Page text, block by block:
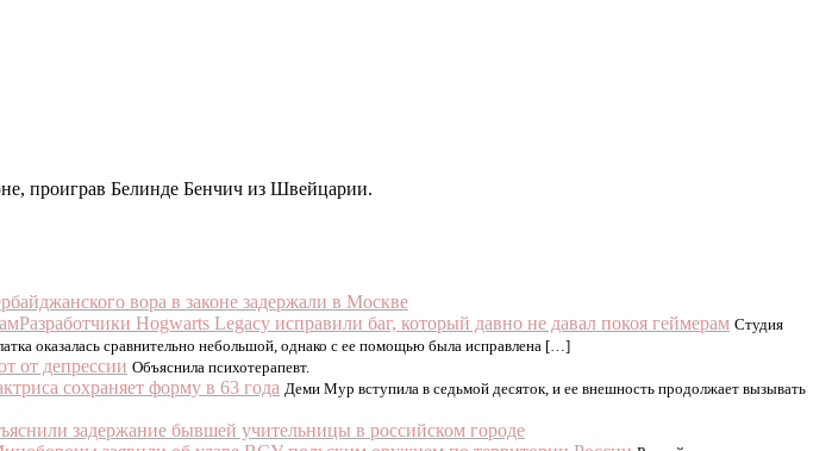
проиграв Белинде Бенчич из Швейцарии.
вора в законе задержали в Москве
Разработчики Hogwarts Legacy исправили баг, который давно не давал покоя геймерам Студия
оказалась сравнительно небольшой, однако с ее помощью была исправлена […]
от депрессии Объяснила психотерапевт.
сохраняет форму в 63 года Деми Мур вступила в седьмой десяток, и ее внешность продолжает вызывать
задержание бывшей учительницы в российском городе